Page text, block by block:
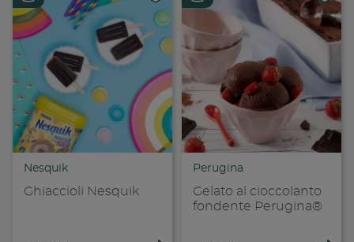
Condividi su
Copia link
Nesquik
Ghiaccioli Nesquik
Perugina
Gelato al cioccolanto
fondente Perugina®